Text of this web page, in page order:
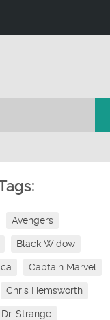
Avengers
Black Widow
Captain Marvel
Chris Hemsworth
Dr. Strange